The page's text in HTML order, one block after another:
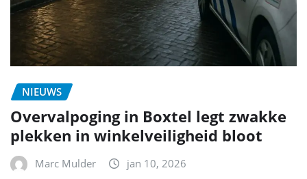
NIEUWS
Overvalpoging in Boxtel legt zwakke
plekken in winkelveiligheid bloot
Marc Mulder jan 10, 2026